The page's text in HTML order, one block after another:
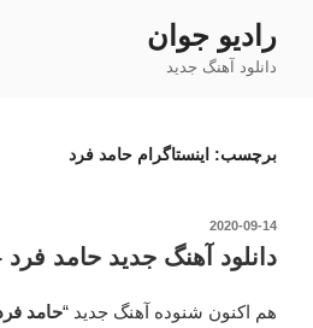
محتوا
رادیو جوان
دانلود آهنگ جدید
برچسب: اینستاگرام حامد فرد
نوشته‌شده
2020-09-14
دانلود آهنگ جدید حامد
هم اکنون شنوده آهنگ جدید “حامد